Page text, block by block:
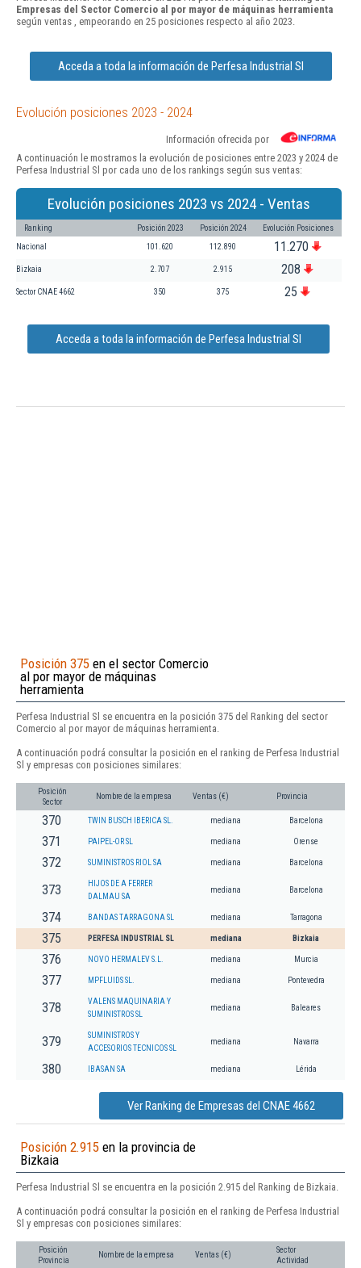
Empresas del Sector Comercio al por mayor de máquinas herramienta
según ventas , empeorando en 25 posiciones respecto al año 2023.
Acceda a toda la información de Perfesa Industrial Sl
Evolución posiciones 2023 - 2024
Información ofrecida por
A continuación le mostramos la evolución de posiciones entre 2023 y 2024 de
Perfesa Industrial Sl por cada uno de los rankings según sus ventas:
Evolución posiciones 2023 vs 2024 - Ventas
Ranking Posición 2023 Posición 2024 Evolución Posiciones
Nacional 101.620 112.890 11.270
Bizkaia 2.707 2.915 208
Sector CNAE 4662 350 375 25
Acceda a toda la información de Perfesa Industrial Sl
Posición 375 en el sector Comercio
al por mayor de máquinas
herramienta
Perfesa Industrial Sl se encuentra en la posición 375 del Ranking del sector
Comercio al por mayor de máquinas herramienta.
A continuación podrá consultar la posición en el ranking de Perfesa Industrial
Sl y empresas con posiciones similares:
Posición
Sector
Nombre de la empresa Ventas (€) Provincia
370 TWIN BUSCH IBERICA SL. mediana Barcelona
371 PAIPEL-OR SL mediana Orense
372 SUMINISTROS RIOL SA mediana Barcelona
373
HIJOS DE A FERRER
DALMAU SA
mediana Barcelona
374 BANDAS TARRAGONA SL mediana Tarragona
375 PERFESA INDUSTRIAL SL mediana Bizkaia
376 NOVO HERMALEV S.L. mediana Murcia
377 MPFLUIDS SL. mediana Pontevedra
378
VALENS MAQUINARIA Y
SUMINISTROS SL
mediana Baleares
379
SUMINISTROS Y
ACCESORIOS TECNICOS SL
mediana Navarra
380 IBASAN SA mediana Lérida
Ver Ranking de Empresas del CNAE 4662
Posición 2.915 en la provincia de
Bizkaia
Perfesa Industrial Sl se encuentra en la posición 2.915 del Ranking de Bizkaia.
A continuación podrá consultar la posición en el ranking de Perfesa Industrial
Sl y empresas con posiciones similares:
Posición
Provincia
Nombre de la empresa Ventas (€)
Sector
Actividad